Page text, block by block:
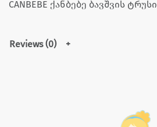
CANBEBE ქანბებე ბავშვის ტრუსი
Reviews (0)